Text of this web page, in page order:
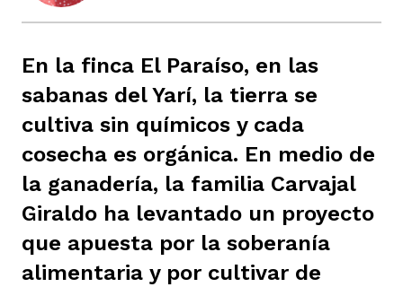
En la finca El Paraíso, en las
sabanas del Yarí, la tierra se
cultiva sin químicos y cada
cosecha es orgánica. En medio de
la ganadería, la familia Carvajal
Giraldo ha levantado un proyecto
que apuesta por la soberanía
alimentaria y por cultivar de
de Atrato
principios
de estilo
equipo